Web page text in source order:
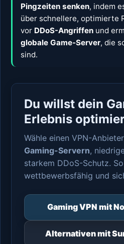
Pingzeiten senken, indem
über schnellere, optimierte
vor DDoS-Angriffenund
globale Game-Server, die
sind.
Du willst dein
Erlebnis
Wähle einen VPN-
Gaming-Servern,
starkem DDoS-Schutz.
wettbewerbsfähig und
Gaming VPN mit
Alternativen mit